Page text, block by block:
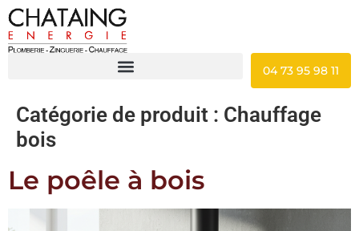
04 73 95 98 11
Catégorie de produit : Chauffage
bois
Le poêle à bois